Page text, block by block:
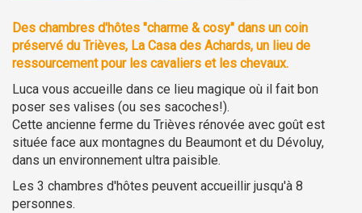
Des chambres d'hôtes "charme & cosy" dans un coin
préservé du Trièves, La Casa des Achards, un lieu de
ressourcement pour les cavaliers et les chevaux.
Luca vous accueille dans ce lieu magique où il fait bon
poser ses valises (ou ses sacoches!).
Cette ancienne ferme du Trièves rénovée avec goût est
située face aux montagnes du Beaumont et du Dévoluy,
dans un environnement ultra paisible.
Les 3 chambres d'hôtes peuvent accueillir jusqu'à 8
personnes.